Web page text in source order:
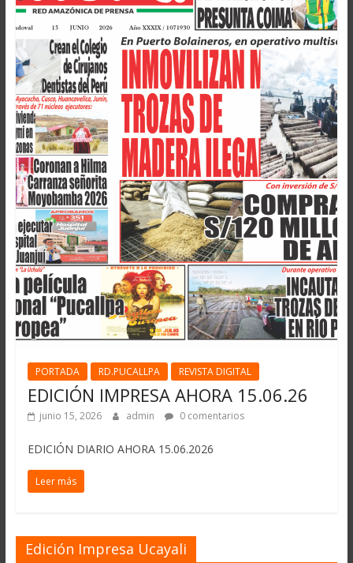
PORTADA RD.PUCALLPA REVISTA DIGITAL
EDICIÓN IMPRESA AHORA 15.06.26
junio 15, 2026 admin 0 comentarios
EDICIÓN DIARIO AHORA 15.06.2026
Leer más
Edición Impresa Ucayali